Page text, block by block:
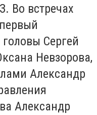
Во встречах
головы Сергей
Невзорова,
Александр
Александр